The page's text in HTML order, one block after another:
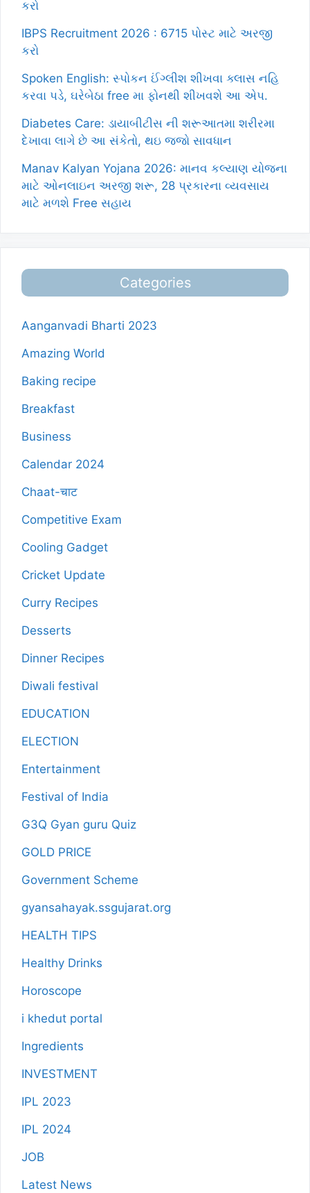
કરો
IBPS Recruitment 2026 : 6715 પોસ્ટ માટે અરજી
કરો
Spoken English: સ્પોકન ઈંગ્લીશ શીખવા ક્લાસ નહિ
કરવા પડે, ઘરેબેઠા free મા ફોનથી શીખવશે આ એપ.
Diabetes Care: ડાયાબીટીસ ની શરૂઆતમા શરીરમા
દેખાવા લાગે છે આ સંકેતો, થઇ જજો સાવધાન
Manav Kalyan Yojana 2026: માનવ કલ્યાણ યોજના
માટે ઓનલાઇન અરજી શરૂ, 28 પ્રકારના વ્યવસાય
માટે મળશે Free સહાય
Categories
Aanganvadi Bharti 2023
Amazing World
Baking recipe
Breakfast
Business
Calendar 2024
Chaat-चाट
Competitive Exam
Cooling Gadget
Cricket Update
Curry Recipes
Desserts
Dinner Recipes
Diwali festival
EDUCATION
ELECTION
Entertainment
Festival of India
G3Q Gyan guru Quiz
GOLD PRICE
Government Scheme
gyansahayak.ssgujarat.org
HEALTH TIPS
Healthy Drinks
Horoscope
i khedut portal
Ingredients
INVESTMENT
IPL 2023
IPL 2024
JOB
Latest News